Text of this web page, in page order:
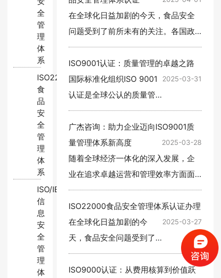
全
管
理
体
系
ISO22000:2018
食
品
安
全
管
理
体
系
ISO/IEC27001:2022
信
息
安
全
管
理
体
在全球化日益加剧的今天，食品安全
问题受到了前所未有的关注。各国政
府和企业纷纷采取措施，确保食品链
从生产到消费各个环节的卫生与安
全。ISO22000食品安全管理体系认
证…
ISO9001认证：质量管理的卓越之路
2025-03-31
国际标准化组织ISO 9001
认证是全球公认的质量管
理标准，帮助企业提高运
营效率、降低成本、提升
客户满意度。对于任何企
业而言，通过ISO 9001认
证不仅意味着质量管理的
卓越…
‌广杰咨询：助力企业迈向ISO9001质
量管理体系新高度
2025-03-28
随着全球经济一体化的深入发展，企
业在追求卓越运营和管理效率方面面
临更大的挑战。ISO9001质量管理体
系认证，作为全球公认的质量管理标
准，已经成为众多企业提升竞争力…
ISO22000食品安全管理体系认证办理
2025-03-27
在全球化日益加剧的今
天，食品安全问题受到了
前所未有的关注。各国消
费者对食品安全的重视程
ISO9000认证：从费用核算到价值跃